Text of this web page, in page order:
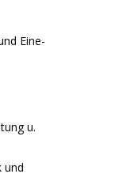
Eine-
u.
und